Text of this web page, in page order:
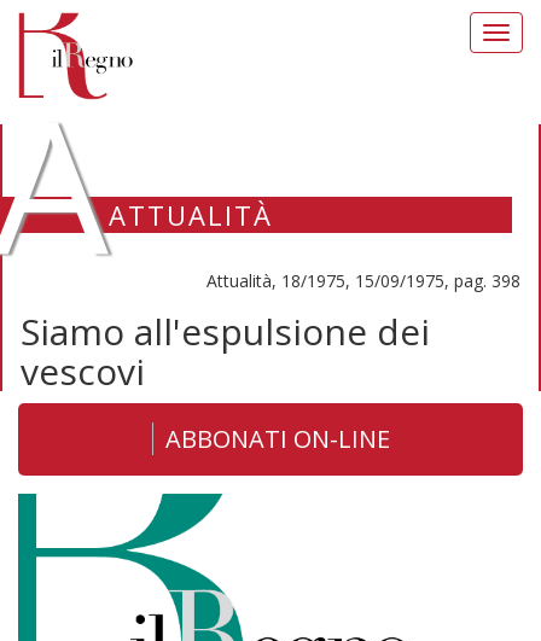
ATTUALITÀ
Attualità, 18/1975, 15/09/1975, pag. 398
Siamo all'espulsione dei
vescovi
ABBONATI ON-LINE